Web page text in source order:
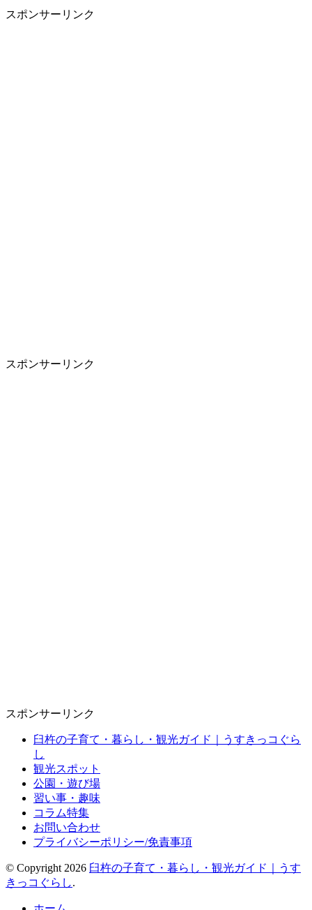
スポンサーリンク
スポンサーリンク
スポンサーリンク
臼杵の子育て・暮らし・観光ガイド｜うすきっコぐら
し
観光スポット
公園・遊び場
習い事・趣味
コラム特集
お問い合わせ
プライバシーポリシー/免責事項
© Copyright 2026 臼杵の子育て・暮らし・観光ガイド｜うす
きっコぐらし.